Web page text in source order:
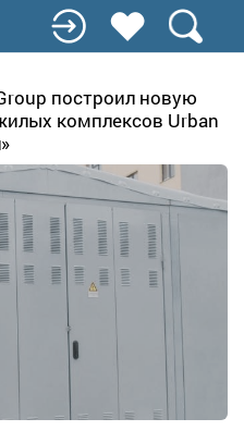
построил новую
комплексов Urban